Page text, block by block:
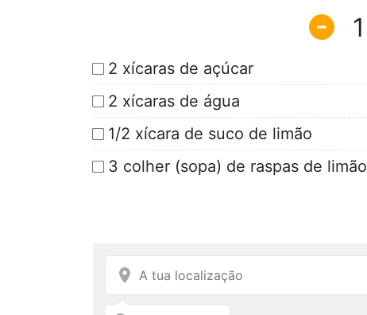
1
2 xícaras de açúcar
2 xícaras de água
1/2 xícara de suco de limão
3 colher (sopa) de raspas de limão